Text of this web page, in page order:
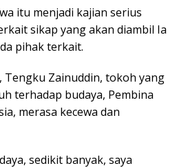
itu menjadi kajian serius
sikap yang akan diambil Ia
pihak terkait.
Zainuddin, tokoh yang
terhadap budaya, Pembina
merasa kecewa dan
sedikit banyak, saya